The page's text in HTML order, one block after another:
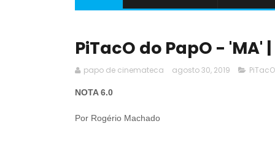
PiTacO do PapO - 'MA' |
papo de cinemateca agosto 30, 2019
NOTA 6.0
Por Rogério Machado